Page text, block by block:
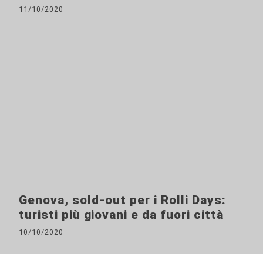
11/10/2020
Genova, sold-out per i Rolli Days:
turisti più giovani e da fuori città
10/10/2020